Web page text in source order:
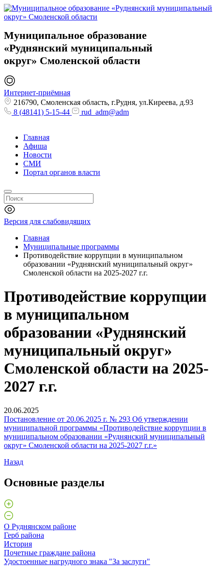
Муниципальное образование
«Руднянский муниципальный
округ» Смоленской области
Интернет-приёмная
216790, Смоленская область, г.Рудня, ул.Киреева, д.93
8 (48141) 5-15-44
rud_adm@adm
Главная
Афиша
Новости
СМИ
Портал органов власти
Версия для слабовидящих
Главная
Муниципальные программы
Противодействие коррупции в муниципальном
образовании «Руднянский муниципальный округ»
Смоленской области на 2025-2027 г.г.
Противодействие коррупции
в муниципальном
образовании «Руднянский
муниципальный округ»
Смоленской области на 2025-
2027 г.г.
20.06.2025
Постановление от 20.06.2025 г. № 293 Об утверждении
муниципальной программы «Противодействие коррупции в
муниципальном образовании «Руднянский муниципальный
округ» Смоленской области на 2025-2027 г.г.»
Назад
Основные разделы
О Руднянском районе
Герб района
История
Почетные граждане района
Удостоенные нагрудного знака "За заслуги"